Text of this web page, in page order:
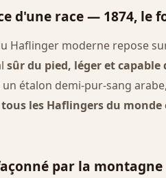
d'une race — 1874, le
Haflinger moderne repose
sûr du pied, léger et
étalon demi-pur-sang
tous les Haflingers du
par la montagne